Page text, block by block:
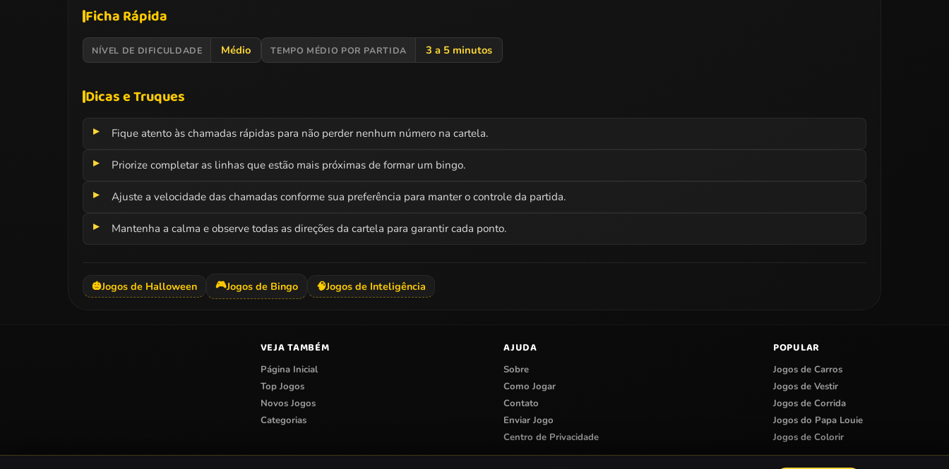
Ficha Rápida
NÍVEL DE DIFICULDADE Médio TEMPO MÉDIO POR PARTIDA 3 a 5 minutos
Dicas e Truques
Fique atento às chamadas rápidas para não perder nenhum número na cartela.
Priorize completar as linhas que estão mais próximas de formar um bingo.
Ajuste a velocidade das chamadas conforme sua preferência para manter o controle da partida.
Mantenha a calma e observe todas as direções da cartela para garantir cada ponto.
🎃Jogos de Halloween 🎮Jogos de Bingo 🧠Jogos de Inteligência
VEJA TAMBÉM
Página Inicial
Top Jogos
Novos Jogos
Categorias
AJUDA
Sobre
Como Jogar
Contato
Enviar Jogo
Centro de Privacidade
POPULAR
Jogos de Carros
Jogos de Vestir
Jogos de Corrida
Jogos do Papa Louie
Jogos de Colorir